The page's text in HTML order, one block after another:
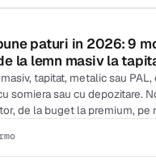
paturi in 2026: 9
la lemn masiv la
tapitat, metalic sau
somiera sau cu depozitare.
de la buget la premium, pe